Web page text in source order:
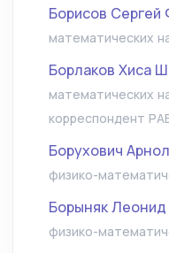
Борисов Сергей
математических
Борлаков Хиса
математических
корреспондент
Борухович
физико-
Борыняк
физико-